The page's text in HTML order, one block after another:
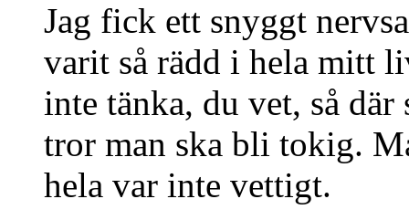
Jag fick ett snyggt
varit så rädd i hela mitt
inte tänka, du vet, så
tror man ska bli tokig.
hela var inte vettigt.